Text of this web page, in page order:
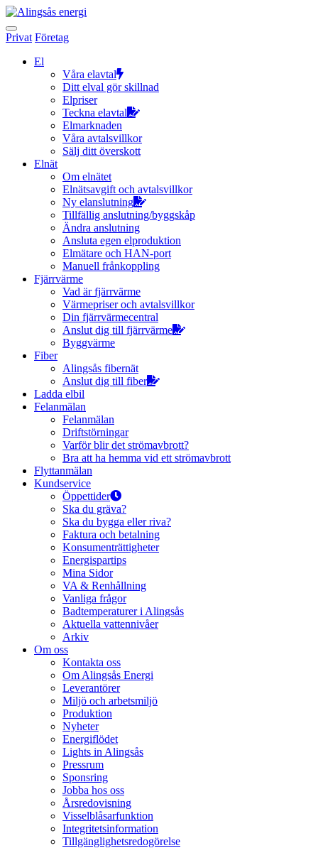
Hoppa
till
innehållet
Privat Företag
El
Våra elavtal
Ditt elval gör skillnad
Elpriser
Teckna elavtal
Elmarknaden
Våra avtalsvillkor
Sälj ditt överskott
Elnät
Om elnätet
Elnätsavgift och avtalsvillkor
Ny elanslutning
Tillfällig anslutning/byggskåp
Ändra anslutning
Ansluta egen elproduktion
Elmätare och HAN-port
Manuell frånkoppling
Fjärrvärme
Vad är fjärrvärme
Värmepriser och avtalsvillkor
Din fjärrvärmecentral
Anslut dig till fjärrvärme
Byggvärme
Fiber
Alingsås fibernät
Anslut dig till fiber
Ladda elbil
Felanmälan
Felanmälan
Driftstörningar
Varför blir det strömavbrott?
Bra att ha hemma vid ett strömavbrott
Flyttanmälan
Kundservice
Öppettider
Ska du gräva?
Ska du bygga eller riva?
Faktura och betalning
Konsumenträttigheter
Energispartips
Mina Sidor
VA & Renhållning
Vanliga frågor
Badtemperaturer i Alingsås
Aktuella vattennivåer
Arkiv
Om oss
Kontakta oss
Om Alingsås Energi
Leverantörer
Miljö och arbetsmiljö
Produktion
Nyheter
Energiflödet
Lights in Alingsås
Pressrum
Sponsring
Jobba hos oss
Årsredovisning
Visselblåsarfunktion
Integritetsinformation
Tillgänglighetsredogörelse